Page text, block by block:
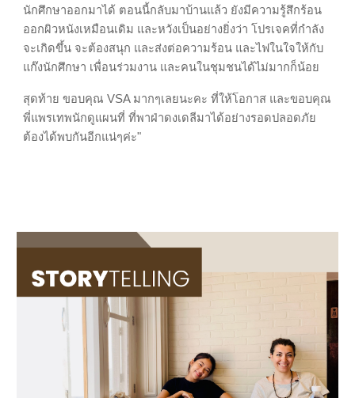
นักศึกษาออกมาได้ ตอนนี้กลับมาบ้านแล้ว ยังมีความรู้สึกร้อน
ออกผิวหนังเหมือนเดิม และหวังเป็นอย่างยิ่งว่า โปรเจคที่กำลัง
จะเกิดขึ้น จะต้องสนุก และส่งต่อความร้อน และไฟในใจให้กับ
แก๊งนักศึกษา เพื่อนร่วมงาน และคนในชุมชนได้ไม่มากก็น้อย
สุดท้าย ขอบคุณ​ VSA มากๆเลยนะคะ ที่ให้โอกาส และขอบคุณ
พี่แพรเทพนักดูแผนที่ ที่พาฝ่าดงเดลีมาได้อย่างรอดปลอดภัย
ต้องได้พบกันอีกแน่ๆค่ะ"